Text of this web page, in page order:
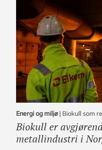
Energi og miljø | Biokull som
Biokull er
metallindustri i